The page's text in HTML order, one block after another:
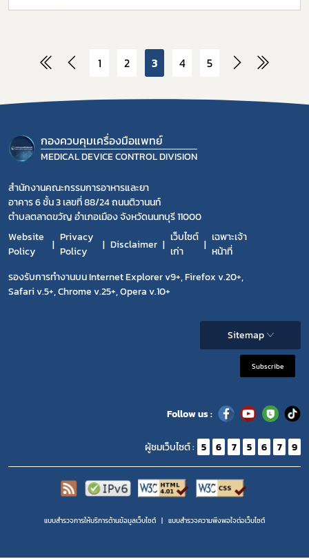
1 2 3 4 5
กองควบคุมเครื่องมือแพทย์
MEDICAL DEVICE CONTROL DIVISION
สำนักงานคณะกรรมการอาหารและยา
อาคาร 6 ชั้น 3 เลขที่ 88/24 ถนนติวานนท์
ตำบลตลาดขวัญ อำเภอเมือง จังหวัดนนทบุรี 11000
Website
Policy
Privacy
Policy
Disclaimer
เว็บไซต์
เก่า
เฉพาะเจ้า
หน้าที่
รองรับการทำงานบน Internet Explorer v9+, Firefox v.20+,
Safari v.5+, Chrome v.25+, Opera v.10+
Sitemap
Subscribe
Follow us :
ผู้ชมเว็บไซต์ : 5 6 7 5 6 7 9
แบบสำรวจการให้บริการด้านข้อมูลเว็บไซต์ แบบสำรวจความพีงพอใจต่อเว็บไซต์